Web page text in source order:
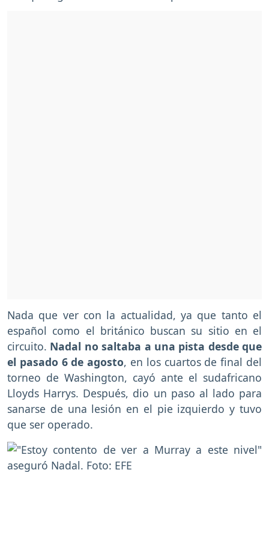
Nada que ver con la actualidad, ya que tanto el
español como el británico buscan su sitio en el
circuito. Nadal no saltaba a una pista desde que
el pasado 6 de agosto, en los cuartos de final del
torneo de Washington, cayó ante el sudafricano
Lloyds Harrys. Después, dio un paso al lado para
sanarse de una lesión en el pie izquierdo y tuvo
que ser operado.